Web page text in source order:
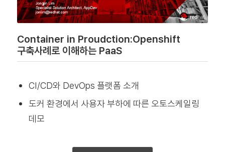
Container in Proudction:Openshift
구축사례로 이해하는 PaaS
CI/CD와 DevOps 플랫폼 소개
도커 환경에서 사용자 부하에 따른 오토스케일링
데모